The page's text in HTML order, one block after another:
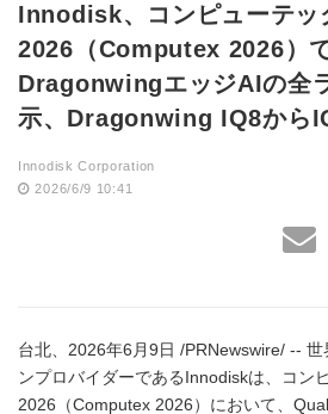
Innodisk、コンピューテッ
2026（Computex 2026）
DragonwingエッジAIの全
示、Dragonwing IQ8から
Innodisk Corporation
2026/6/9 10:41
台北、2026年6月9日 /PRNewswire/ -- 世
ンプロバイダーであるInnodiskは、コン
2026（Computex 2026）において、